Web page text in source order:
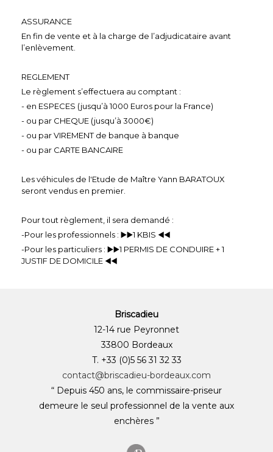
ASSURANCE
En fin de vente et à la charge de l’adjudicataire avant
l’enlèvement.
REGLEMENT
Le règlement s’effectuera au comptant :
- en ESPECES (jusqu’à 1000 Euros pour la France)
- ou par CHEQUE (jusqu’à 3000€)
- ou par VIREMENT de banque à banque
- ou par CARTE BANCAIRE
Les véhicules de l'Etude de Maître Yann BARATOUX
seront vendus en premier.
Pour tout règlement, il sera demandé :
-Pour les professionnels : ▶️▶️1 KBIS ◀️◀️
-Pour les particuliers : ▶️▶️1 PERMIS DE CONDUIRE + 1
JUSTIF DE DOMICILE ◀️◀️
Briscadieu
12-14 rue Peyronnet
33800 Bordeaux
T. +33 (0)5 56 31 32 33
contact@briscadieu-bordeaux.com
“ Depuis 450 ans, le commissaire-priseur
demeure le seul professionnel de la vente aux
enchères ”